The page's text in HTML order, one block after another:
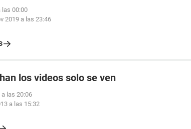
las 00:00
2019 a las 23:46
los videos solo se ven
las 20:06
a las 15:32